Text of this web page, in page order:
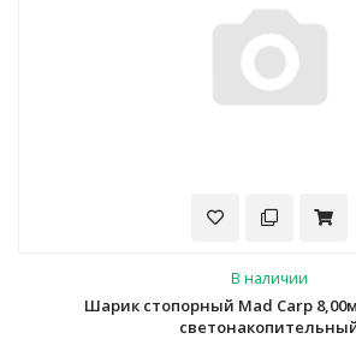
В наличии
Шарик стопорный Mad Carp